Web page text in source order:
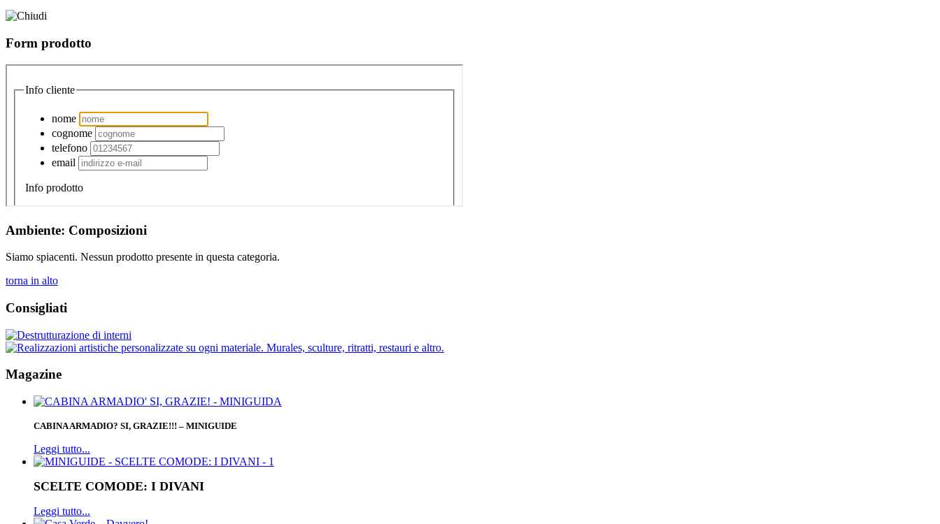
Form prodotto
Ambiente: Composizioni
Siamo spiacenti. Nessun prodotto presente in questa categoria.
torna in alto
Consigliati
Magazine
CABINA ARMADIO? SI, GRAZIE!!! – MINIGUIDE
Leggi tutto...
SCELTE COMODE: I DIVANI
Leggi tutto...